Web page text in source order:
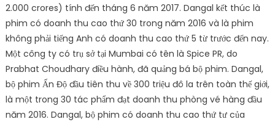
2.000 crores) tính đến tháng 6 năm 2017. Dangal kết thúc là
phim có doanh thu cao thứ 30 trong năm 2016 và là phim
không phải tiếng Anh có doanh thu cao thứ 5 từ trước đến nay.
Một công ty có trụ sở tại Mumbai có tên là Spice PR, do
Prabhat Choudhary điều hành, đã quảng bá bộ phim. Dangal,
bộ phim Ấn Độ đầu tiên thu về 300 triệu đô la trên toàn thế giới,
là một trong 30 tác phẩm đạt doanh thu phòng vé hàng đầu
năm 2016. Dangal, bộ phim có doanh thu cao thứ tư của